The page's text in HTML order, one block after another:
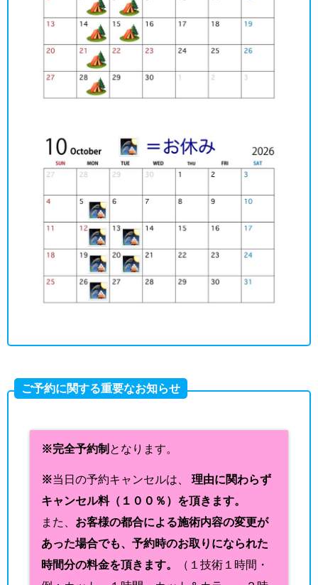
ご予約に関する重要なお知らせ
※完全予約制 となります。
※当日の予約キャンセルは、 理由に関わらず
キャンセル料（１００％）を頂きます。
また、 お客様の都合による施術内容の変更が
あった場合でも、予約時のお取りになられた
時間分の料金を頂きます。
（１技術１時間・